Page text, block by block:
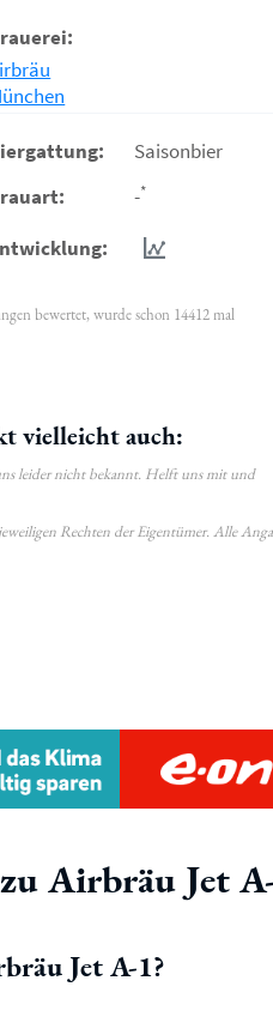
Saisonbier
-*
bewertet, wurde schon 14412 mal
vielleicht auch:
leider nicht bekannt. Helft uns mit und
Rechten der Eigentümer. Alle
Airbräu Jet
Jet A-1?